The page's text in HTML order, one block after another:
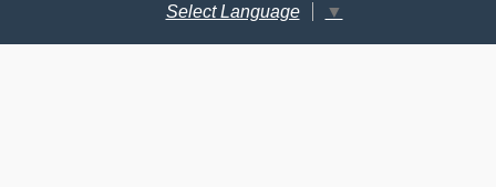
Select Language
▼